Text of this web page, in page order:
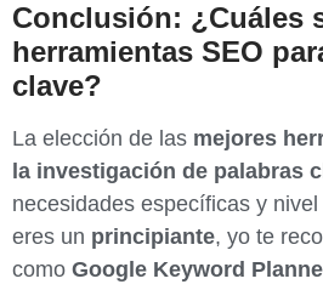
Conclusión: ¿Cuáles
herramientas SEO
clave?
La elección de las mejores
la investigación de palabras
necesidades específicas y
eres un principiante, yo te
como Google Keyword